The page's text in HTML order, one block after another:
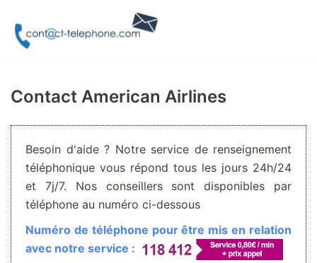
Aller
Contact American Airlines
Besoin d'aide ? Notre service de renseignement
téléphonique vous répond tous les jours 24h/24
et 7j/7. Nos conseillers sont disponibles par
téléphone au numéro ci-dessous
Numéro de téléphone pour être mis en relation
avec notre service :